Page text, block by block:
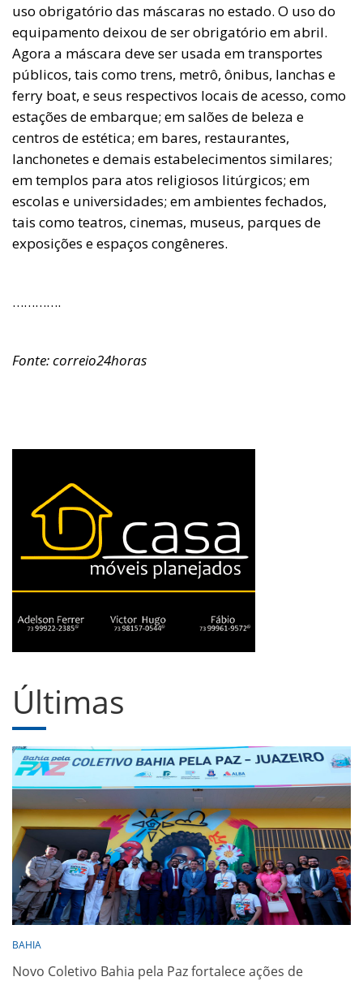
uso obrigatório das máscaras no estado. O uso do
equipamento deixou de ser obrigatório em abril.
Agora a máscara deve ser usada em transportes
públicos, tais como trens, metrô, ônibus, lanchas e
ferry boat, e seus respectivos locais de acesso, como
estações de embarque; em salões de beleza e
centros de estética; em bares, restaurantes,
lanchonetes e demais estabelecimentos similares;
em templos para atos religiosos litúrgicos; em
escolas e universidades; em ambientes fechados,
tais como teatros, cinemas, museus, parques de
exposições e espaços congêneres.
………….
Fonte: correio24horas
Últimas
BAHIA
Novo Coletivo Bahia pela Paz fortalece ações de